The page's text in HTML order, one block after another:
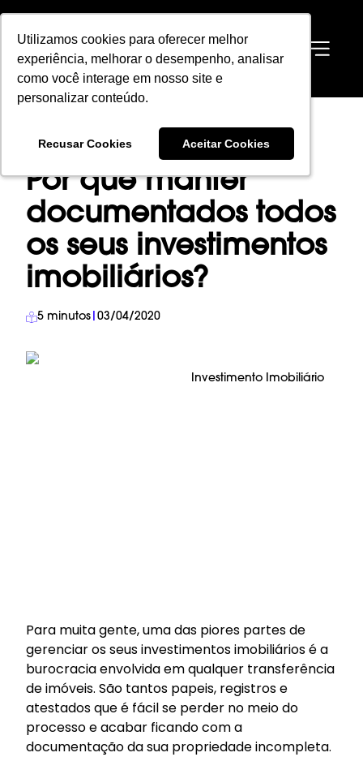
Utilizamos cookies para oferecer melhor
experiência, melhorar o desempenho, analisar
como você interage em nosso site e
personalizar conteúdo.
Recusar Cookies Aceitar Cookies
Utilizamos cookies para oferecer melhor
experiência, melhorar o desempenho, analisar
como você interage em nosso site e
personalizar conteúdo.
Recusar Cookies Aceitar Cookies
EN
INVESTIMENTO IMOBILIÁRIO
→
POR QUE MANTER DOCUMENTADOS TODOS OS SEUS INVESTIMENTOS
Por que manter
documentados todos
os seus investimentos
imobiliários?
5 minutos 03/04/2020
Investimento Imobiliário
Para muita gente, uma das piores partes de
gerenciar os seus investimentos imobiliários é a
burocracia envolvida em qualquer transferência
de imóveis. São tantos papeis, registros e
atestados que é fácil se perder no meio do
processo e acabar ficando com a
documentação da sua propriedade incompleta.